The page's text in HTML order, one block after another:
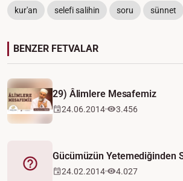
kur'an selefi salihin soru sünnet
BENZER FETVALAR
29) Âlimlere Mesafemiz
24.06.2014 3.456
Fetva
Gücümüzün Yetemediğinden
24.02.2014 4.027